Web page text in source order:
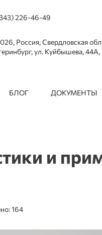
226-46-49
Россия, Свердловская
ул. Куйбышева,
БЛОГ ДОКУМЕНТЫ
и
164